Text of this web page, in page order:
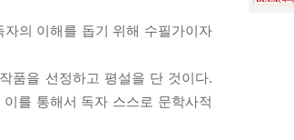
의 이해를 돕기 위해 수필가이자
품을 선정하고 평설을 단 것이다.
를 통해서 독자 스스로 문학사적